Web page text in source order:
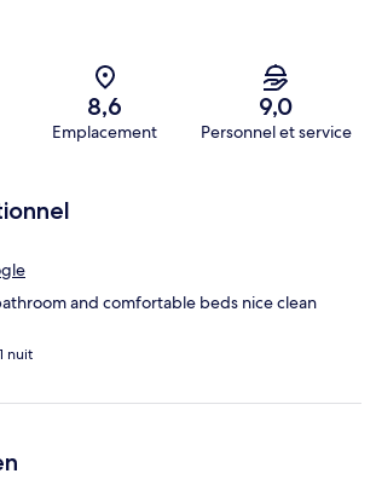
8,6
Emplacement
9,0
Personnel et service
and comfortable beds nice clean
nuit